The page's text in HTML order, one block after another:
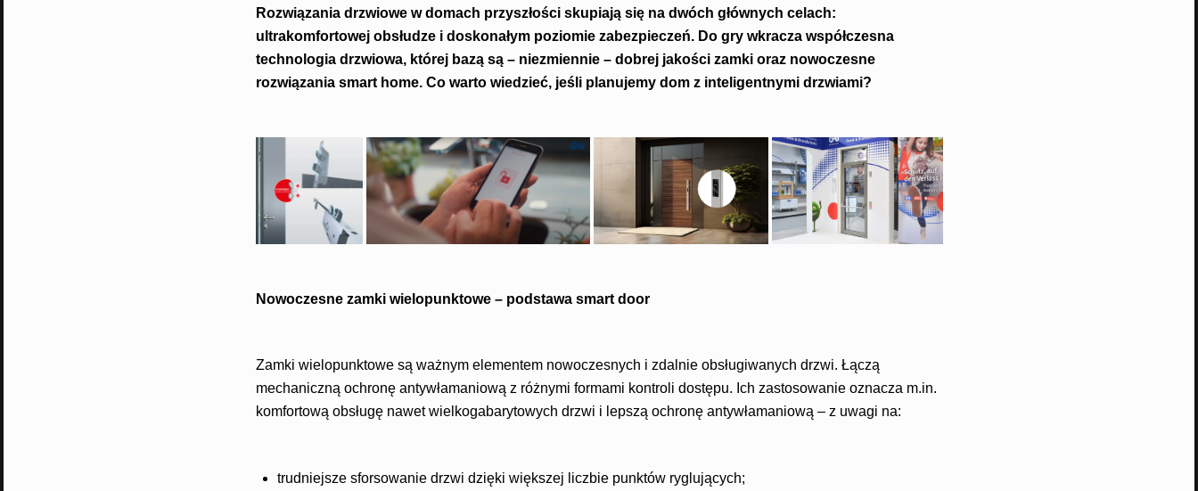
Rozwiązania drzwiowe w domach przyszłości skupiają się na dwóch głównych celach:
ultrakomfortowej obsłudze i doskonałym poziomie zabezpieczeń. Do gry wkracza współczesna
technologia drzwiowa, której bazą są – niezmiennie – dobrej jakości zamki oraz nowoczesne
rozwiązania smart home. Co warto wiedzieć, jeśli planujemy dom z inteligentnymi drzwiami?
Nowoczesne zamki wielopunktowe – podstawa smart door
Zamki wielopunktowe są ważnym elementem nowoczesnych i zdalnie obsługiwanych drzwi. Łączą
mechaniczną ochronę antywłamaniową z różnymi formami kontroli dostępu. Ich zastosowanie oznacza m.in.
komfortową obsługę nawet wielkogabarytowych drzwi i lepszą ochronę antywłamaniową – z uwagi na:
trudniejsze sforsowanie drzwi dzięki większej liczbie punktów ryglujących;